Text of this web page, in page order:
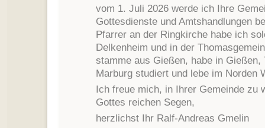
vom 1. Juli 2026 werde ich Ihre
Gottesdienste und Amtshandlungen
Pfarrer an der Ringkirche habe ich
Delkenheim und in der
stamme aus Gießen, habe in Gießen,
Marburg studiert und lebe im Norden
Ich freue mich, in Ihrer Gemeinde zu
Gottes reichen Segen,
herzlichst Ihr Ralf-Andreas Gmelin